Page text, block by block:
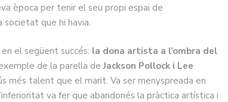
època per tenir el seu propi espai de
que hi havia.
el següent succés: la dona artista a l’ombra del
de la parella deJackson Pollock i Lee
més talent que el marit. Va ser menyspreada en
va fer que abandonés la pràctica artística i